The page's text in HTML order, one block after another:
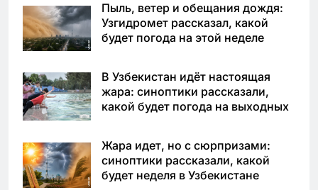
Пыль, ветер и обещания дождя:
Узгидромет рассказал, какой
будет погода на этой неделе
В Узбекистан идёт настоящая
жара: синоптики рассказали,
какой будет погода на выходных
Жара идет, но с сюрпризами:
синоптики рассказали, какой
будет неделя в Узбекистане